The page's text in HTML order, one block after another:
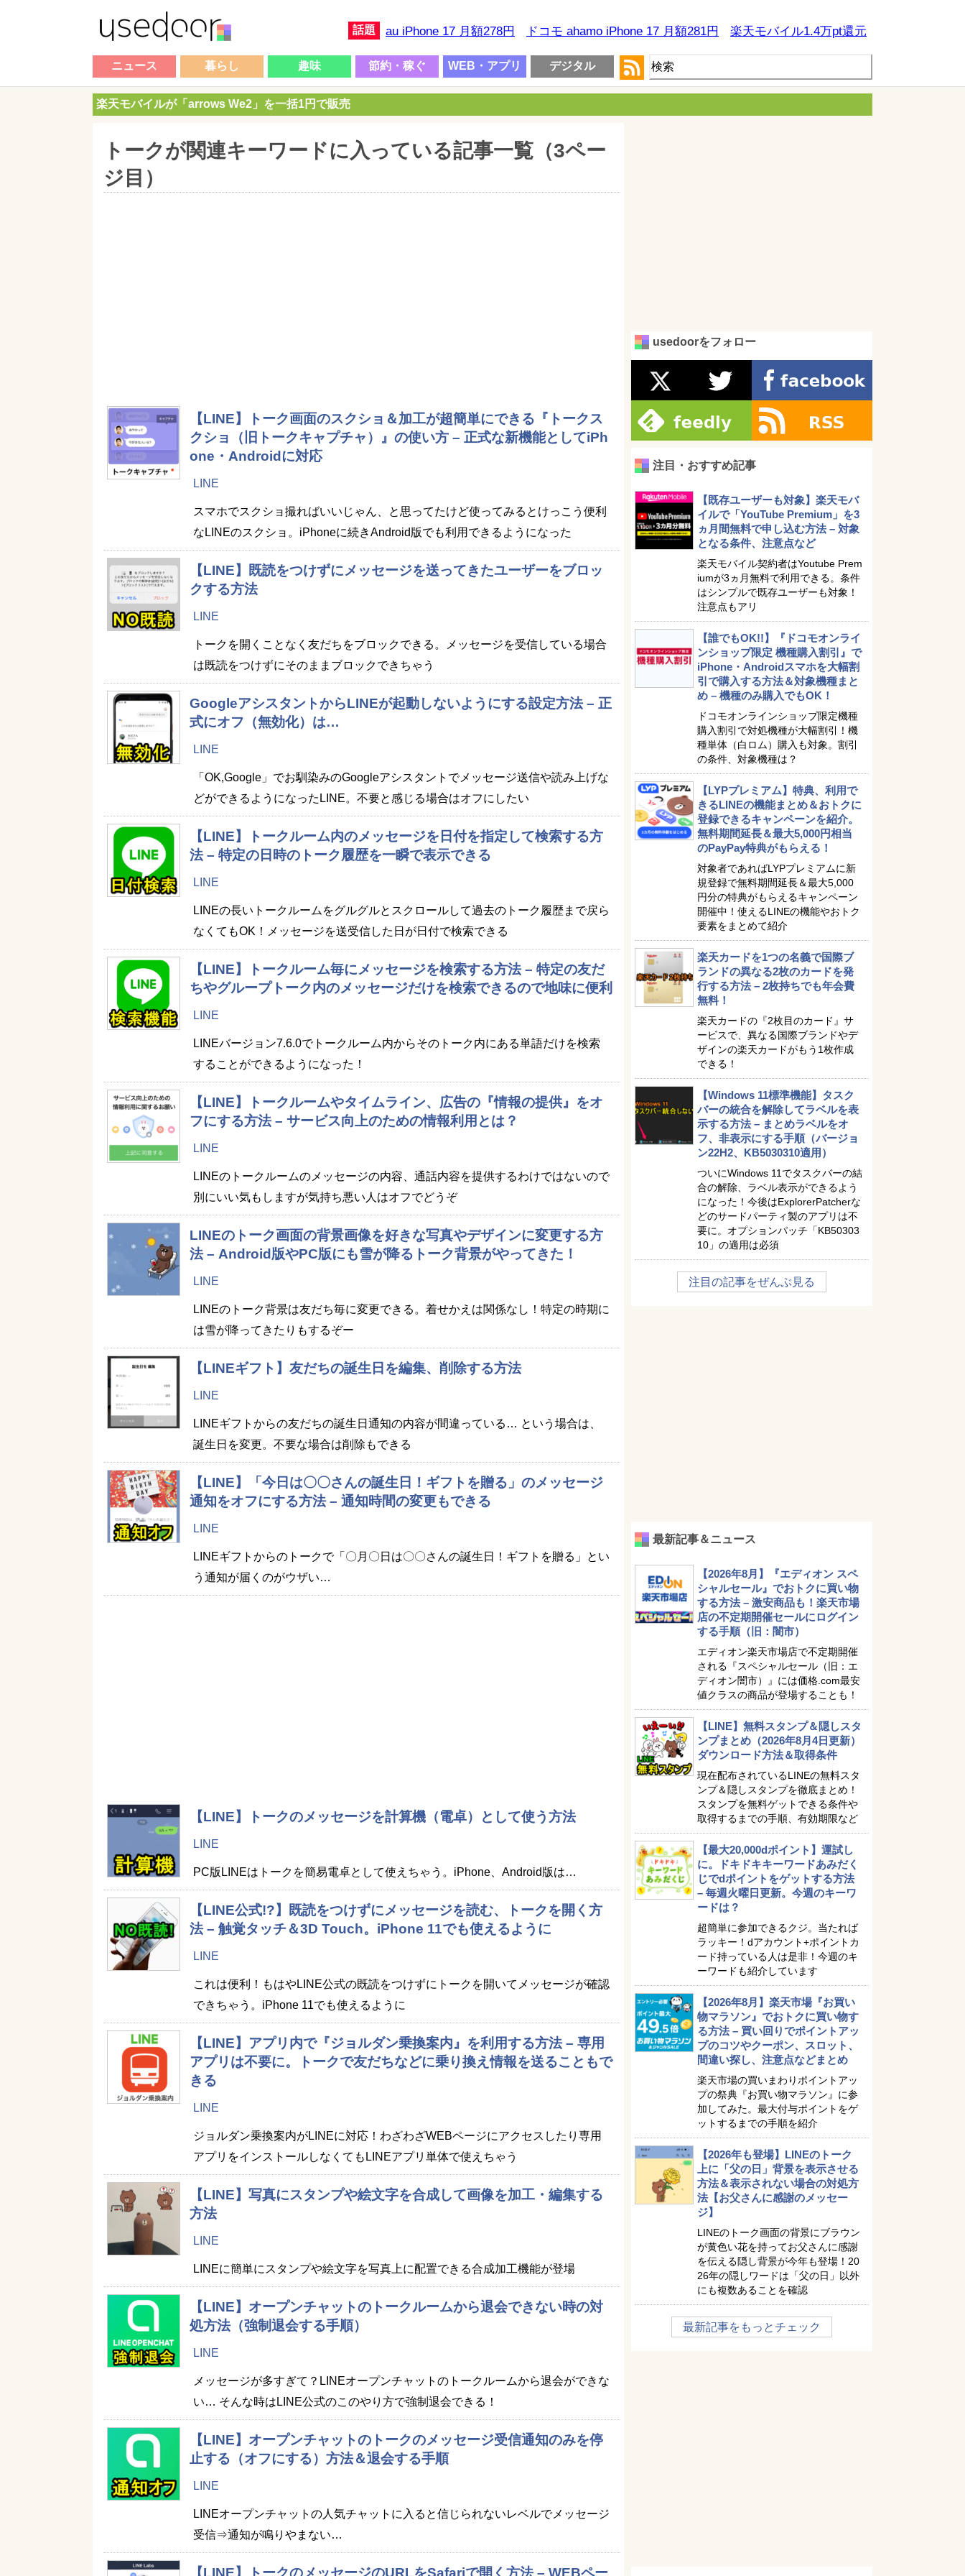
話題 au iPhone 17 月額278円 ドコモ ahamo iPhone 17 月額281円 楽天モバイル1.4万pt還元
ニュース 暮らし 趣味 節約・稼ぐ WEB・アプリ デジタル
楽天モバイルが「arrows We2」を一括1円で販売
トークが関連キーワードに入っている記事一覧（3ペー
ジ目）
【LINE】トーク画面のスクショ＆加工が超簡単にできる『トークス
クショ（旧トークキャプチャ）』の使い方 – 正式な新機能としてiPh
one・Androidに対応
LINE
スマホでスクショ撮ればいいじゃん、と思ってたけど使ってみるとけっこう便利
なLINEのスクショ。iPhoneに続きAndroid版でも利用できるようになった
【LINE】既読をつけずにメッセージを送ってきたユーザーをブロッ
クする方法
LINE
トークを開くことなく友だちをブロックできる。メッセージを受信している場合
は既読をつけずにそのままブロックできちゃう
GoogleアシスタントからLINEが起動しないようにする設定方法 – 正
式にオフ（無効化）は…
LINE
「OK,Google」でお馴染みのGoogleアシスタントでメッセージ送信や読み上げな
どができるようになったLINE。不要と感じる場合はオフにしたい
【LINE】トークルーム内のメッセージを日付を指定して検索する方
法 – 特定の日時のトーク履歴を一瞬で表示できる
LINE
LINEの長いトークルームをグルグルとスクロールして過去のトーク履歴まで戻ら
なくてもOK！メッセージを送受信した日が日付で検索できる
【LINE】トークルーム毎にメッセージを検索する方法 – 特定の友だ
ちやグループトーク内のメッセージだけを検索できるので地味に便利
LINE
LINEバージョン7.6.0でトークルーム内からそのトーク内にある単語だけを検索
することができるようになった！
【LINE】トークルームやタイムライン、広告の『情報の提供』をオ
フにする方法 – サービス向上のための情報利用とは？
LINE
LINEのトークルームのメッセージの内容、通話内容を提供するわけではないので
別にいい気もしますが気持ち悪い人はオフでどうぞ
LINEのトーク画面の背景画像を好きな写真やデザインに変更する方
法 – Android版やPC版にも雪が降るトーク背景がやってきた！
LINE
LINEのトーク背景は友だち毎に変更できる。着せかえは関係なし！特定の時期に
は雪が降ってきたりもするぞー
【LINEギフト】友だちの誕生日を編集、削除する方法
LINE
LINEギフトからの友だちの誕生日通知の内容が間違っている… という場合は、
誕生日を変更。不要な場合は削除もできる
【LINE】「今日は〇〇さんの誕生日！ギフトを贈る」のメッセージ
通知をオフにする方法 – 通知時間の変更もできる
LINE
LINEギフトからのトークで「〇月〇日は〇〇さんの誕生日！ギフトを贈る」とい
う通知が届くのがウザい…
【LINE】トークのメッセージを計算機（電卓）として使う方法
LINE
PC版LINEはトークを簡易電卓として使えちゃう。iPhone、Android版は…
【LINE公式!?】既読をつけずにメッセージを読む、トークを開く方
法 – 触覚タッチ＆3D Touch。iPhone 11でも使えるように
LINE
これは便利！もはやLINE公式の既読をつけずにトークを開いてメッセージが確認
できちゃう。iPhone 11でも使えるように
【LINE】アプリ内で『ジョルダン乗換案内』を利用する方法 – 専用
アプリは不要に。トークで友だちなどに乗り換え情報を送ることもで
きる
LINE
ジョルダン乗換案内がLINEに対応！わざわざWEBページにアクセスしたり専用
アプリをインストールしなくてもLINEアプリ単体で使えちゃう
【LINE】写真にスタンプや絵文字を合成して画像を加工・編集する
方法
LINE
LINEに簡単にスタンプや絵文字を写真上に配置できる合成加工機能が登場
【LINE】オープンチャットのトークルームから退会できない時の対
処方法（強制退会する手順）
LINE
メッセージが多すぎて？LINEオープンチャットのトークルームから退会ができな
い… そんな時はLINE公式のこのやり方で強制退会できる！
【LINE】オープンチャットのトークのメッセージ受信通知のみを停
止する（オフにする）方法＆退会する手順
LINE
LINEオープンチャットの人気チャットに入ると信じられないレベルでメッセージ
受信⇒通知が鳴りやまない…
【LINE】トークのメッセージのURLをSafariで開く方法 – WEBペー
usedoorをフォロー
注目・おすすめ記事
【既存ユーザーも対象】楽天モバ
イルで「YouTube Premium」を3
ヵ月間無料で申し込む方法 – 対象
となる条件、注意点など
楽天モバイル契約者はYoutube Prem
iumが3ヵ月無料で利用できる。条件
はシンプルで既存ユーザーも対象！
注意点もアリ
【誰でもOK!!】『ドコモオンライ
ンショップ限定 機種購入割引』で
iPhone・Androidスマホを大幅割
引で購入する方法＆対象機種まと
め – 機種のみ購入でもOK！
ドコモオンラインショップ限定機種
購入割引で対処機種が大幅割引！機
種単体（白ロム）購入も対象。割引
の条件、対象機種は？
【LYPプレミアム】特典、利用で
きるLINEの機能まとめ＆おトクに
登録できるキャンペーンを紹介。
無料期間延長＆最大5,000円相当
のPayPay特典がもらえる！
対象者であればLYPプレミアムに新
規登録で無料期間延長＆最大5,000
円分の特典がもらえるキャンペーン
開催中！使えるLINEの機能やおトク
要素をまとめて紹介
楽天カードを1つの名義で国際ブ
ランドの異なる2枚のカードを発
行する方法 – 2枚持ちでも年会費
無料！
楽天カードの『2枚目のカード』サ
ービスで、異なる国際ブランドやデ
ザインの楽天カードがもう1枚作成
できる！
【Windows 11標準機能】タスク
バーの統合を解除してラベルを表
示する方法 – まとめラベルをオ
フ、非表示にする手順（バージョ
ン22H2、KB5030310適用）
ついにWindows 11でタスクバーの結
合の解除、ラベル表示ができるよう
になった！今後はExplorerPatcherな
どのサードパーティ製のアプリは不
要に。オプションパッチ「KB50303
10」の適用は必須
注目の記事をぜんぶ見る
最新記事＆ニュース
【2026年8月】『エディオン スペ
シャルセール』でおトクに買い物
する方法 – 激安商品も！楽天市場
店の不定期開催セールにログイン
する手順（旧：闇市）
エディオン楽天市場店で不定期開催
される『スペシャルセール（旧：エ
ディオン闇市）』には価格.com最安
値クラスの商品が登場することも！
【LINE】無料スタンプ＆隠しスタ
ンプまとめ（2026年8月4日更新）
ダウンロード方法＆取得条件
現在配布されているLINEの無料スタ
ンプ＆隠しスタンプを徹底まとめ！
スタンプを無料ゲットできる条件や
取得するまでの手順、有効期限など
【最大20,000dポイント】運試し
に。ドキドキキーワードあみだく
じでdポイントをゲットする方法
– 毎週火曜日更新。今週のキーワ
ードは？
超簡単に参加できるクジ。当たれば
ラッキー！dアカウント+ポイントカ
ード持っている人は是非！今週のキ
ーワードも紹介しています
【2026年8月】楽天市場『お買い
物マラソン』でおトクに買い物す
る方法 – 買い回りでポイントアッ
プのコツやクーポン、スロット、
間違い探し、注意点などまとめ
楽天市場の買いまわりポイントアッ
プの祭典『お買い物マラソン』に参
加してみた。最大付与ポイントをゲ
ットするまでの手順を紹介
【2026年も登場】LINEのトーク
上に「父の日」背景を表示させる
方法＆表示されない場合の対処方
法【お父さんに感謝のメッセー
ジ】
LINEのトーク画面の背景にブラウン
が黄色い花を持ってお父さんに感謝
を伝える隠し背景が今年も登場！20
26年の隠しワードは「父の日」以外
にも複数あることを確認
最新記事をもっとチェック